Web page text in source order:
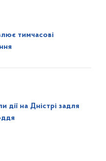
тимчасові
дії на Дністрі задля